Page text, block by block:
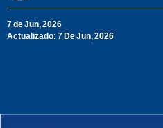
7 de Jun, 2026
Actualizado: 7 De Jun, 2026